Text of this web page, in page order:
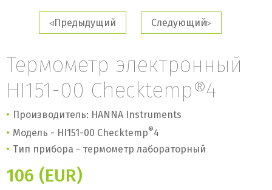
Предыдущий Следующий
Термометр электронный
HI151-00 Checktemp®4
Производитель: HANNA Instruments
Модель - HI151-00 Checktemp®4
Тип прибора - термометр лабораторный
106 (EUR)